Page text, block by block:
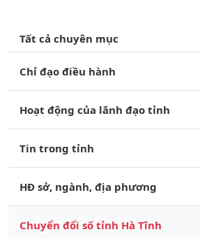
Tất cả chuyên mục
Chỉ đạo điều hành
Hoạt động của lãnh đạo tỉnh
Tin trong tỉnh
HĐ sở, ngành, địa phương
Chuyển đổi số tỉnh Hà Tĩnh